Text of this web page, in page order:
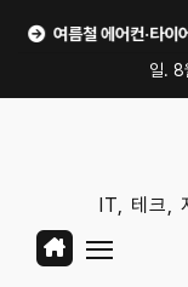
여름철 에어컨·타이어 관
일.
IT, 테크,